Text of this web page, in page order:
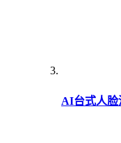
AI台式人脸